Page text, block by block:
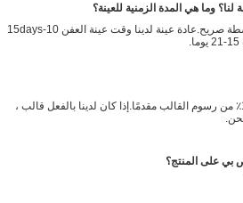
نعم ، يمكننا أن نرسل لك عينة بواسطة صريح.عادة عينة لدينا وقت عينة العفن 10-15days
بالنسبة للقالب الجديد ، نطلب 100٪ من رسوم القالب مقدمًا.إذا كان لدينا بالفعل قالب ،